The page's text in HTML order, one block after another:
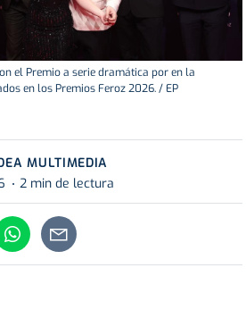
el Premio a serie dramática por en la
en los Premios Feroz 2026. / EP
MULTIMEDIA
2 min de lectura